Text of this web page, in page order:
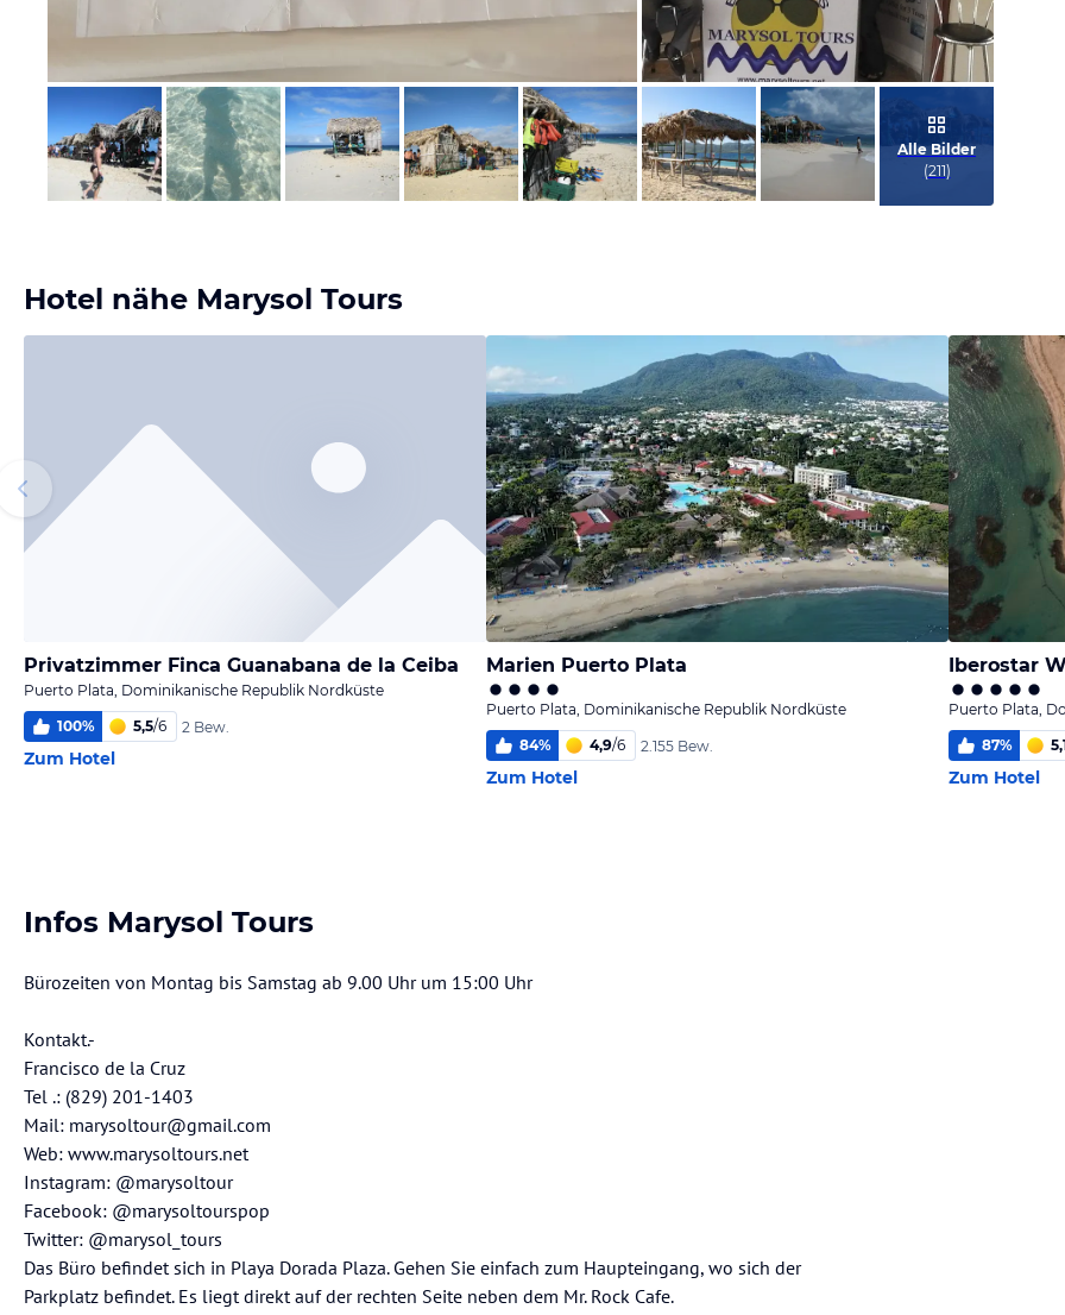
Bild melden
von Ellen
Bild melden
von Claudia & Steffen
Alle Bilder
(211)
Hotel nähe Marysol Tours
Privatzimmer Finca Guanabana de la Ceiba
Puerto Plata, Dominikanische Republik Nordküste
100% 5,5/6 2 Bew.
Zum Hotel
Marien Puerto Plata
Puerto Plata, Dominikanische Republik Nordküste
84% 4,9/6 2.155 Bew.
Zum Hotel
Iberostar
Puerto Plata,
87%
Zum Hotel
Infos Marysol Tours
Bürozeiten von Montag bis Samstag ab 9.00 Uhr um 15:00 Uhr
Kontakt.-
Francisco de la Cruz
Tel .: (829) 201-1403
Mail: marysoltour@gmail.com
Web: www.marysoltours.net
Instagram: @marysoltour
Facebook: @marysoltourspop
Twitter: @marysol_tours
Das Büro befindet sich in Playa Dorada Plaza. Gehen Sie einfach zum Haupteingang, wo sich der
Parkplatz befindet. Es liegt direkt auf der rechten Seite neben dem Mr. Rock Cafe.